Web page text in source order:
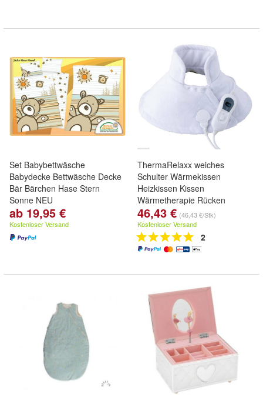
Set Babybettwäsche
Babydecke Bettwäsche Decke
Bär Bärchen Hase Stern
Sonne NEU
ab 19,95 €
Kostenloser Versand
ThermaRelaxx weiches
Schulter Wärmekissen
Heizkissen Kissen
Wärmetherapie Rücken
46,43 € (46,43 €/Stk)
Kostenloser Versand
2